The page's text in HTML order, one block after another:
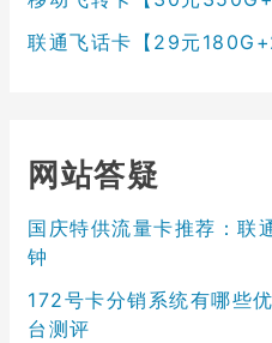
联通飞话卡【29元
网站答疑
国庆特供流量卡推荐：
钟
172号卡分销系统有哪些
台测评